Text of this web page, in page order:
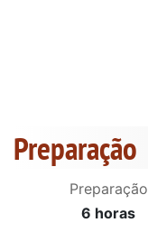
Preparação
Preparação
6 horas